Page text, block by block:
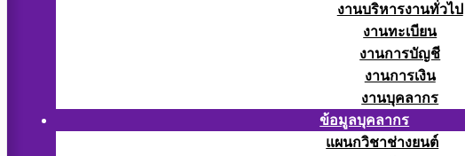
งานบริหารงานทั่วไป
งานทะเบียน
งานการบัญชี
งานการเงิน
งานบุคลากร
ข้อมูลบุคลากร
แผนกวิชาช่างยนต์